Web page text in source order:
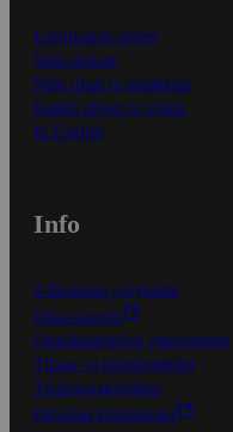
Ensitilaajan ohjeet
Näin maksat
Näin tilaat ja muokkaat
Kaikki ohjeet ja vinkit
In English
Info
S-Business yrityksille
Oiva-raportit
Osuuskauppojen yhteystiedot
Tilaus- ja toimitusehdot
Tietosuojakäytäntö
Palvelun käyttöehdot